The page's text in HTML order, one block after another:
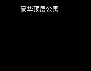
豪华顶层公寓